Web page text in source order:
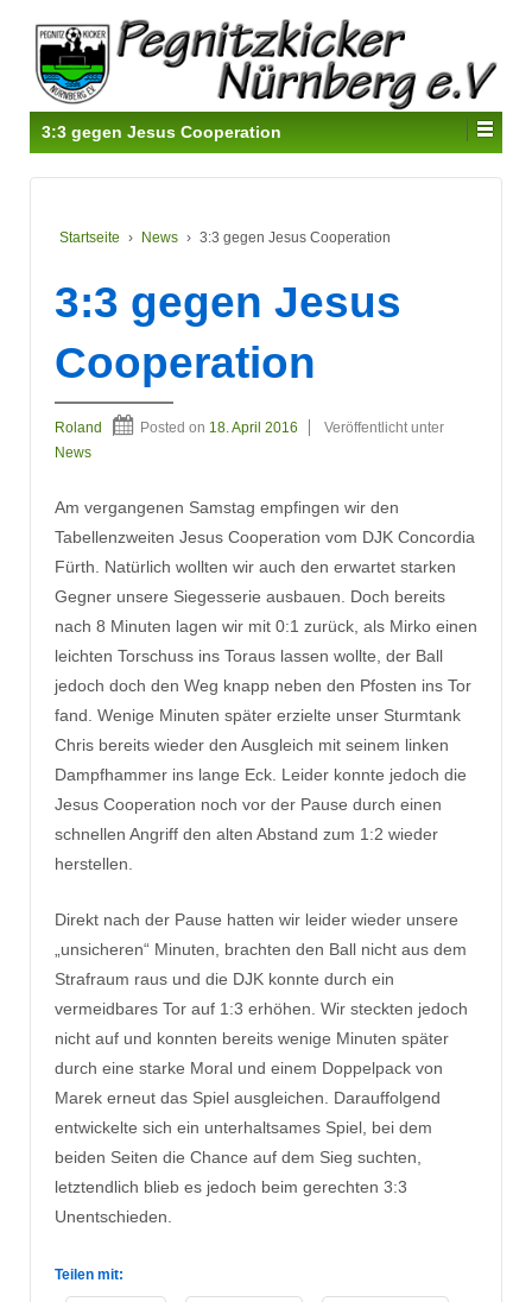
3:3 gegen Jesus Cooperation
Startseite › News › 3:3 gegen Jesus Cooperation
3:3 gegen Jesus
Cooperation
Roland Posted on 18. April 2016
Veröffentlicht unter
News
Am vergangenen Samstag empfingen wir den
Tabellenzweiten Jesus Cooperation vom DJK Concordia
Fürth. Natürlich wollten wir auch den erwartet starken
Gegner unsere Siegesserie ausbauen. Doch bereits
nach 8 Minuten lagen wir mit 0:1 zurück, als Mirko einen
leichten Torschuss ins Toraus lassen wollte, der Ball
jedoch doch den Weg knapp neben den Pfosten ins Tor
fand. Wenige Minuten später erzielte unser Sturmtank
Chris bereits wieder den Ausgleich mit seinem linken
Dampfhammer ins lange Eck. Leider konnte jedoch die
Jesus Cooperation noch vor der Pause durch einen
schnellen Angriff den alten Abstand zum 1:2 wieder
herstellen.
Direkt nach der Pause hatten wir leider wieder unsere
„unsicheren“ Minuten, brachten den Ball nicht aus dem
Strafraum raus und die DJK konnte durch ein
vermeidbares Tor auf 1:3 erhöhen. Wir steckten jedoch
nicht auf und konnten bereits wenige Minuten später
durch eine starke Moral und einem Doppelpack von
Marek erneut das Spiel ausgleichen. Darauffolgend
entwickelte sich ein unterhaltsames Spiel, bei dem
beiden Seiten die Chance auf dem Sieg suchten,
letztendlich blieb es jedoch beim gerechten 3:3
Unentschieden.
Teilen mit: